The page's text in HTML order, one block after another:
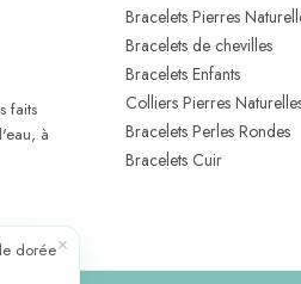
faits
à
Bracelets Pierres
Bracelets de chevilles
Bracelets Enfants
Colliers Pierres
Bracelets Perles Rondes
Bracelets Cuir
dorée×